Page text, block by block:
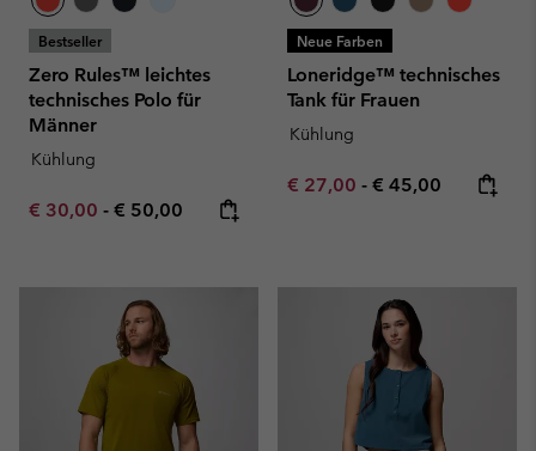
Bestseller
Zero Rules™ leichtes
technisches Polo für
Männer
Kühlung
Minimum sale price:
€ 30,00 - Maximum price:
€ 50,00
Neue Farben
Loneridge™ technisches
Tank für Frauen
Kühlung
Minimum sale price:
€ 27,00 - Maximum price:
€ 45,00